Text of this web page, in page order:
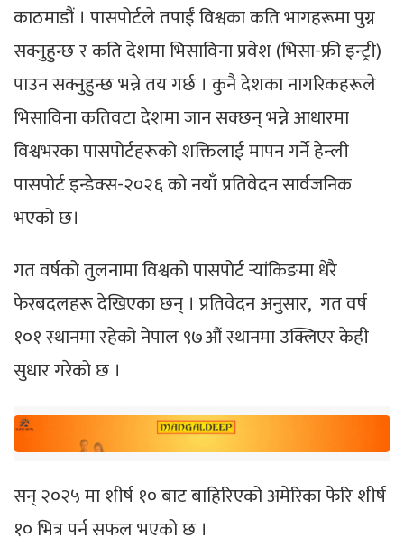
काठमाडौं । पासपोर्टले तपाईं विश्वका कति भागहरूमा पुग्न
सक्नुहुन्छ र कति देशमा भिसाविना प्रवेश (भिसा-फ्री इन्ट्री)
पाउन सक्नुहुन्छ भन्ने तय गर्छ । कुनै देशका नागरिकहरूले
भिसाविना कतिवटा देशमा जान सक्छन् भन्ने आधारमा
विश्वभरका पासपोर्टहरूको शक्तिलाई मापन गर्ने हेन्ली
पासपोर्ट इन्डेक्स-२०२६ को नयाँ प्रतिवेदन सार्वजनिक
भएको छ।
गत वर्षको तुलनामा विश्वको पासपोर्ट र्‍यांकिङमा धेरै
फेरबदलहरू देखिएका छन् । प्रतिवेदन अनुसार, गत वर्ष
१०१ स्थानमा रहेको नेपाल ९७औं स्थानमा उक्लिएर केही
सुधार गरेको छ ।
सन् २०२५ मा शीर्ष १० बाट बाहिरिएको अमेरिका फेरि शीर्ष
१० भित्र पर्न सफल भएको छ ।